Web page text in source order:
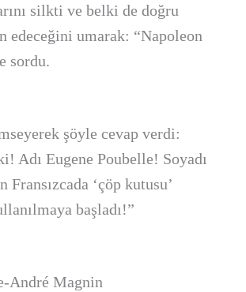
silkti ve belki de doğru
edeceğini umarak: “Napoleon
sordu.
şöyle cevap verdi:
Adı Eugene Poubelle! Soyadı
Fransızcada ‘çöp kutusu’
başladı!”
André Magnin